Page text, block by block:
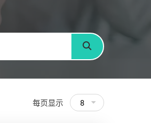
搜寻
每页显示 8